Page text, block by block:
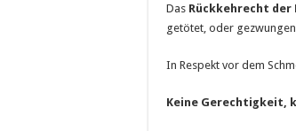
Das Rückkehrecht der
getötet, oder
In Respekt vor dem
Keine Gerechtigkeit,